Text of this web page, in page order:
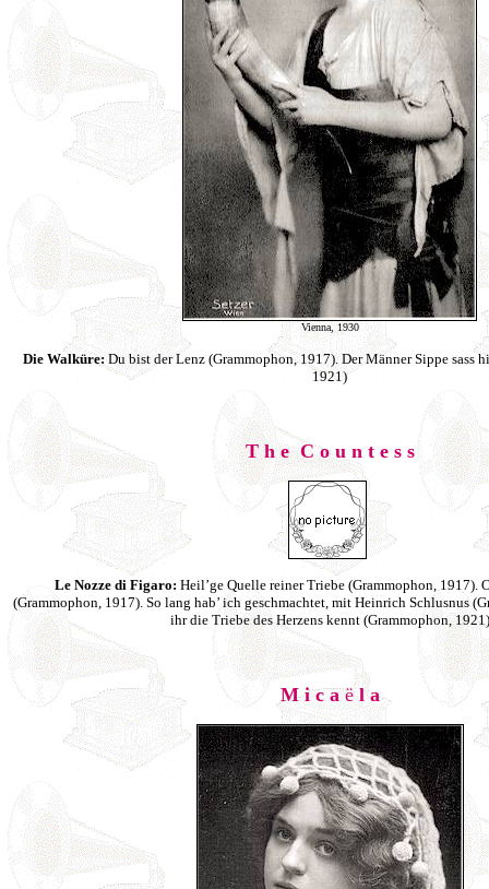
Vienna, 1930
Die Walküre:Du bist der Lenz (Grammophon, 1917). Der Männer Sippe sass
1921)
T h e C o u n t e s s
Le Nozze di Figaro: Heil’ge Quelle reiner Triebe (Grammophon, 1917).
(Grammophon, 1917). So lang hab’ ich geschmachtet, mit Heinrich Schlusnus
ihr die Triebe des Herzens kennt (Grammophon, 1921)
M i c aël a